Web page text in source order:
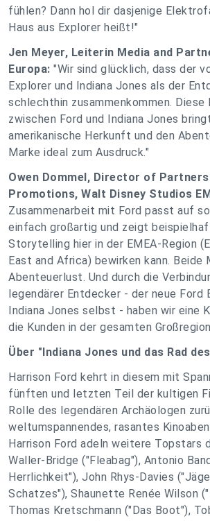
fühlen? Dann hol dir dasjenige
Haus aus Explorer heißt!"
Jen Meyer, Leiterin Media and
Europa: "Wir sind glücklich, dass der
Explorer und Indiana Jones als der
schlechthin zusammenkommen.
zwischen Ford und Indiana Jones
amerikanische Herkunft und den
Marke ideal zum Ausdruck."
Owen Dommel, Director of
Promotions, Walt Disney Studios
Zusammenarbeit mit Ford passt auf
einfach großartig und zeigt
Storytelling hier in der EMEA-Region
East and Africa) bewirken kann. Beide
Abenteuerlust. Und durch die
legendärer Entdecker - der neue Ford
Indiana Jones selbst - haben wir eine
die Kunden in der gesamten
Über "Indiana Jones und das Rad
Harrison Ford kehrt in diesem mit
fünften und letzten Teil der kultigen
Rolle des legendären Archäologen
weltumspannendes, rasantes
Harrison Ford adeln weitere Topstars
Waller-Bridge ("Fleabag"), Antonio
Herrlichkeit"), John Rhys-Davies
Schatzes"), Shaunette Renée Wilson
Thomas Kretschmann ("Das Boot"),